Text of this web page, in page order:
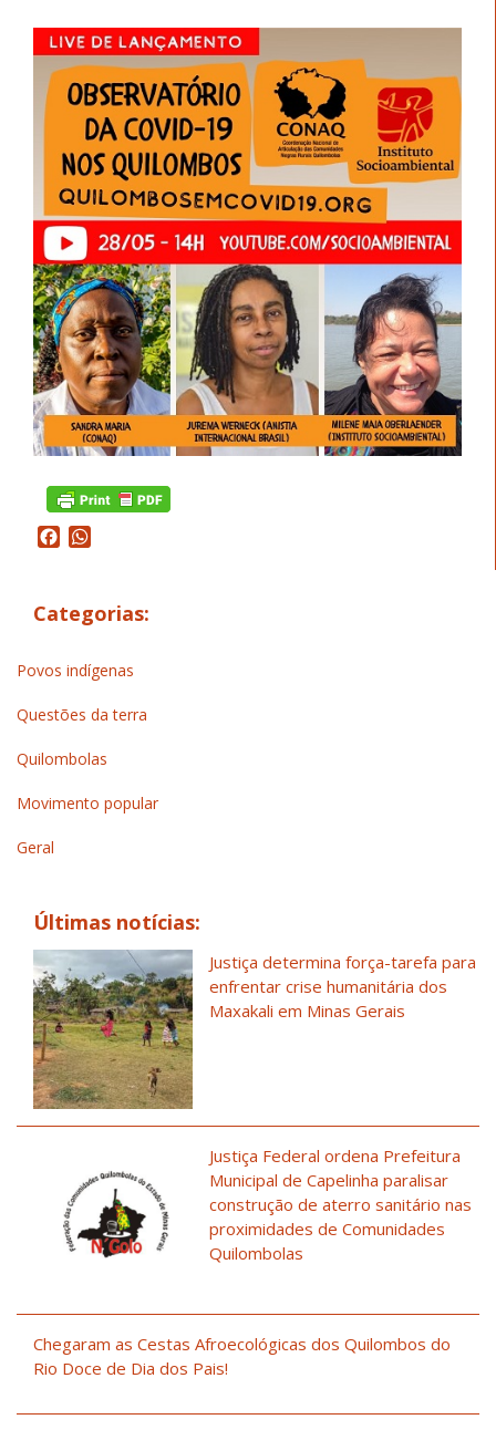
Facebook
Categorias:
Povos indígenas
Questões da terra
Quilombolas
Movimento popular
Geral
Últimas notícias:
Justiça determina força-tarefa para
enfrentar crise humanitária dos
Maxakali em Minas Gerais
Justiça Federal ordena Prefeitura
Municipal de Capelinha paralisar
construção de aterro sanitário nas
proximidades de Comunidades
Quilombolas
Chegaram as Cestas Afroecológicas dos Quilombos do
Rio Doce de Dia dos Pais!